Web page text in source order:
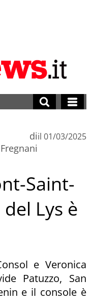
diil 01/03/2025
Saint-
Lys è
e Veronica
Patuzzo, San
e il console è